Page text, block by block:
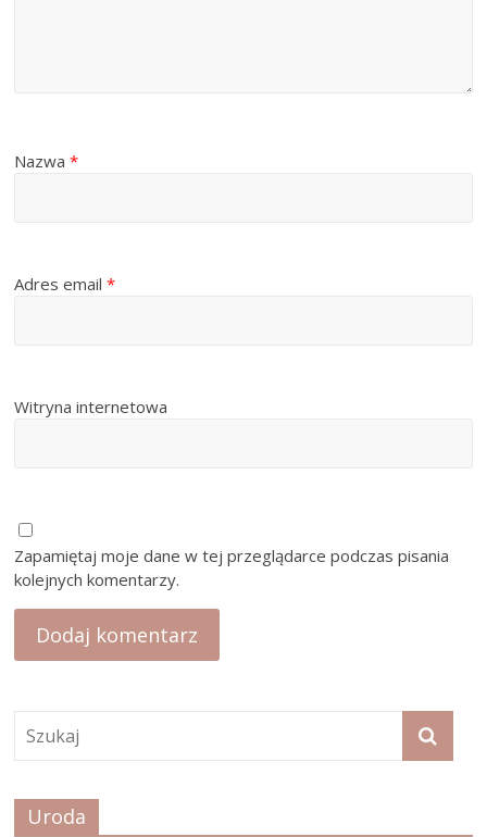
Nazwa*
Adres email*
Witryna internetowa
Zapamiętaj moje dane w tej przeglądarce podczas pisania
kolejnych komentarzy.
Uroda